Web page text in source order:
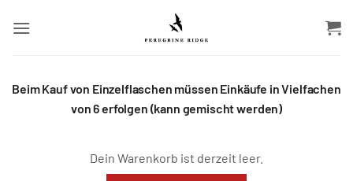
Inhalt
Beim Kauf von Einzelflaschen müssen Einkäufe in Vielfachen
von 6 erfolgen (kann gemischt werden)
Dein Warenkorb ist derzeit leer.